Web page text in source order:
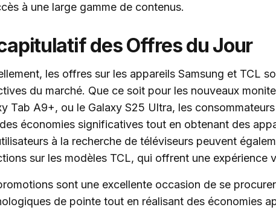
à une large gamme de contenus.
des Offres du Jour
les offres sur les appareils Samsung et TCL
du marché. Que ce soit pour les nouveaux
Tab A9+, ou le Galaxy S25 Ultra, les
économies significatives tout en obtenant des
à la recherche de téléviseurs peuvent
sur les modèles TCL, qui offrent une expérience
sont une excellente occasion de se
de pointe tout en réalisant des économies